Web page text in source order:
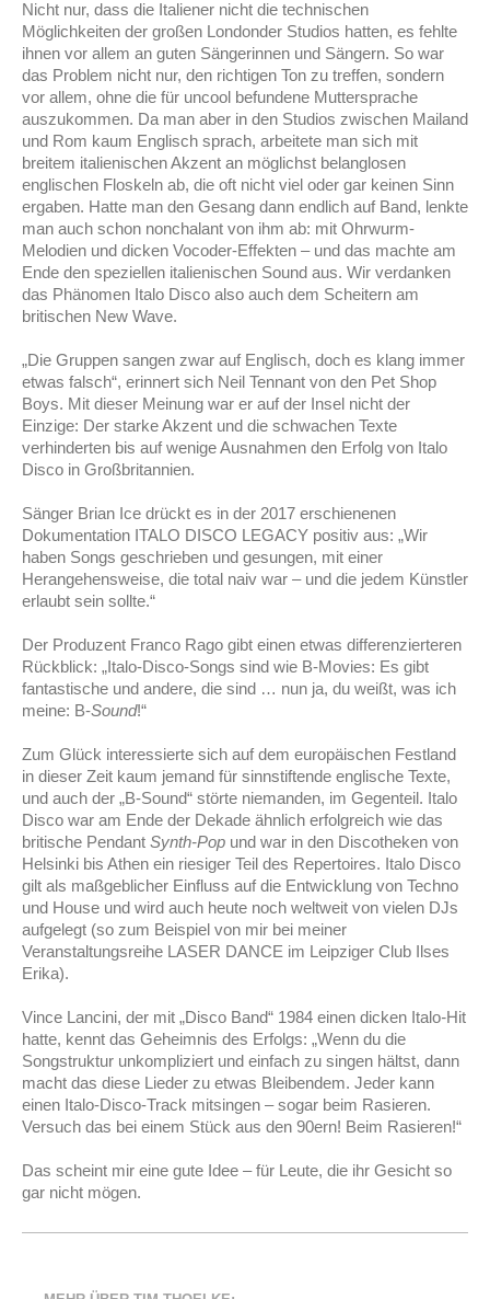
Nicht nur, dass die Italiener nicht die technischen
Möglichkeiten der großen Londonder Studios hatten, es fehlte
ihnen vor allem an guten Sängerinnen und Sängern. So war
das Problem nicht nur, den richtigen Ton zu treffen, sondern
vor allem, ohne die für uncool befundene Muttersprache
auszukommen. Da man aber in den Studios zwischen Mailand
und Rom kaum Englisch sprach, arbeitete man sich mit
breitem italienischen Akzent an möglichst belanglosen
englischen Floskeln ab, die oft nicht viel oder gar keinen Sinn
ergaben. Hatte man den Gesang dann endlich auf Band, lenkte
man auch schon nonchalant von ihm ab: mit Ohrwurm-
Melodien und dicken Vocoder-Effekten – und das machte am
Ende den speziellen italienischen Sound aus. Wir verdanken
das Phänomen Italo Disco also auch dem Scheitern am
britischen New Wave.
„Die Gruppen sangen zwar auf Englisch, doch es klang immer
etwas falsch“, erinnert sich Neil Tennant von den Pet Shop
Boys. Mit dieser Meinung war er auf der Insel nicht der
Einzige: Der starke Akzent und die schwachen Texte
verhinderten bis auf wenige Ausnahmen den Erfolg von Italo
Disco in Großbritannien.
Sänger Brian Ice drückt es in der 2017 erschienenen
Dokumentation ITALO DISCO LEGACY positiv aus: „Wir
haben Songs geschrieben und gesungen, mit einer
Herangehensweise, die total naiv war – und die jedem Künstler
erlaubt sein sollte.“
Der Produzent Franco Rago gibt einen etwas differenzierteren
Rückblick: „Italo-Disco-Songs sind wie B-Movies: Es gibt
fantastische und andere, die sind … nun ja, du weißt, was ich
meine: B-Sound!“
Zum Glück interessierte sich auf dem europäischen Festland
in dieser Zeit kaum jemand für sinnstiftende englische Texte,
und auch der „B-Sound“ störte niemanden, im Gegenteil. Italo
Disco war am Ende der Dekade ähnlich erfolgreich wie das
britische Pendant Synth-Pop und war in den Discotheken von
Helsinki bis Athen ein riesiger Teil des Repertoires. Italo Disco
gilt als maßgeblicher Einfluss auf die Entwicklung von Techno
und House und wird auch heute noch weltweit von vielen DJs
aufgelegt (so zum Beispiel von mir bei meiner
Veranstaltungsreihe LASER DANCE im Leipziger Club Ilses
Erika).
Vince Lancini, der mit „Disco Band“ 1984 einen dicken Italo-Hit
hatte, kennt das Geheimnis des Erfolgs: „Wenn du die
Songstruktur unkompliziert und einfach zu singen hältst, dann
macht das diese Lieder zu etwas Bleibendem. Jeder kann
einen Italo-Disco-Track mitsingen – sogar beim Rasieren.
Versuch das bei einem Stück aus den 90ern! Beim Rasieren!“
Das scheint mir eine gute Idee – für Leute, die ihr Gesicht so
gar nicht mögen.